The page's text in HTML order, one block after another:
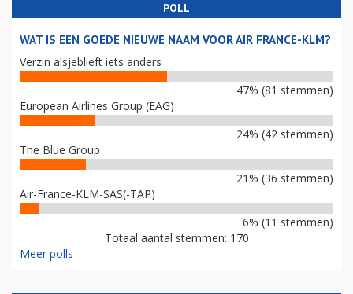
POLL
WAT IS EEN GOEDE NIEUWE NAAM VOOR AIR FRANCE-KLM?
Verzin alsjeblieft iets anders
47% (81 stemmen)
European Airlines Group (EAG)
24% (42 stemmen)
The Blue Group
21% (36 stemmen)
Air-France-KLM-SAS(-TAP)
6% (11 stemmen)
Totaal aantal stemmen: 170
Meer polls